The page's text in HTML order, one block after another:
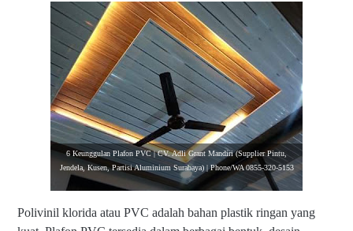
6 Keunggulan Plafon PVC | CV. Adli Grant Mandiri (Supplier Pintu,
Jendela, Kusen, Partisi Aluminium Surabaya) | Phone/WA 0855-320-5153
Polivinil klorida atau PVC adalah bahan plastik ringan yang